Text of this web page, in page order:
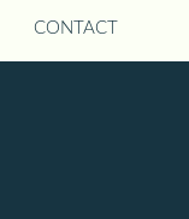
CONTACT